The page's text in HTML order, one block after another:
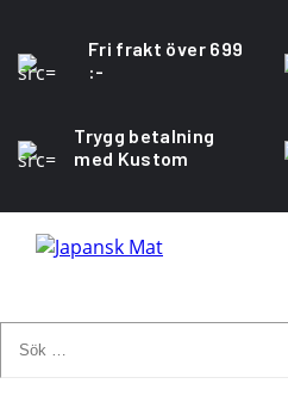
Fri frakt över 699
:-
Trygg betalning
med Kustom